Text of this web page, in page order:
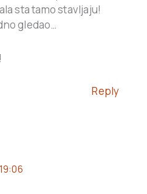
sta tamo stavljaju!
gledao…
Reply